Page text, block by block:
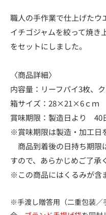
職人の手作業で仕上げたウ
イチゴジャムを絞って焼き
をセットにしました。
〈商品詳細〉
内容量：リーフパイ3枚、
箱サイズ：28×21×6ｃｍ
賞味期限：製造日より 40
※賞味期限は製造・加工日
商品到着後の日持ち期限
すので、あらかじめご了承
※この商品にはくるみが含
※手渡し贈答用（二重包装／